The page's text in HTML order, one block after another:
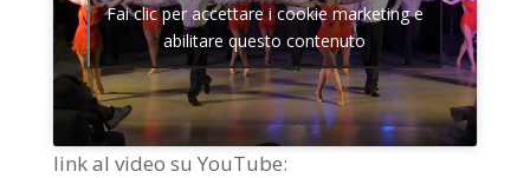
Fai clic per accettare i cookie marketing e
abilitare questo contenuto
link al video su YouTube: